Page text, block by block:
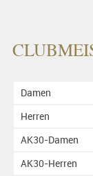
Damen
Herren
AK30-Damen
AK30-Herren